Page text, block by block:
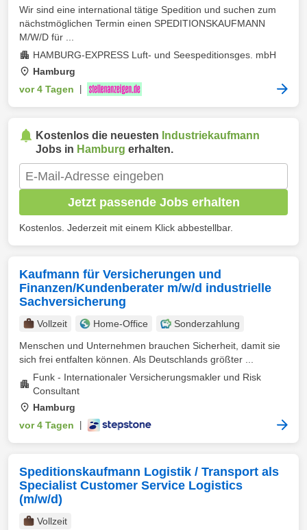
Wir sind eine international tätige Spedition und suchen zum
nächstmöglichen Termin einen SPEDITIONSKAUFMANN
M/W/D für ...
HAMBURG-EXPRESS Luft- und Seespeditionsges. mbH
Hamburg
vor 4 Tagen
Kostenlos die neuesten Industriekaufmann
Jobs in Hamburg erhalten.
Jetzt passende Jobs erhalten
Kostenlos. Jederzeit mit einem Klick abbestellbar.
Kaufmann für Versicherungen und
Finanzen/Kundenberater m/w/d industrielle
Sachversicherung
Vollzeit Home-Office
Sonderzahlung
Menschen und Unternehmen brauchen Sicherheit, damit sie
sich frei entfalten können. Als Deutschlands größter ...
Funk - Internationaler Versicherungsmakler und Risk
Consultant
Hamburg
vor 4 Tagen
Speditionskaufmann Logistik / Transport als
Specialist Customer Service Logistics
(m/w/d)
Vollzeit